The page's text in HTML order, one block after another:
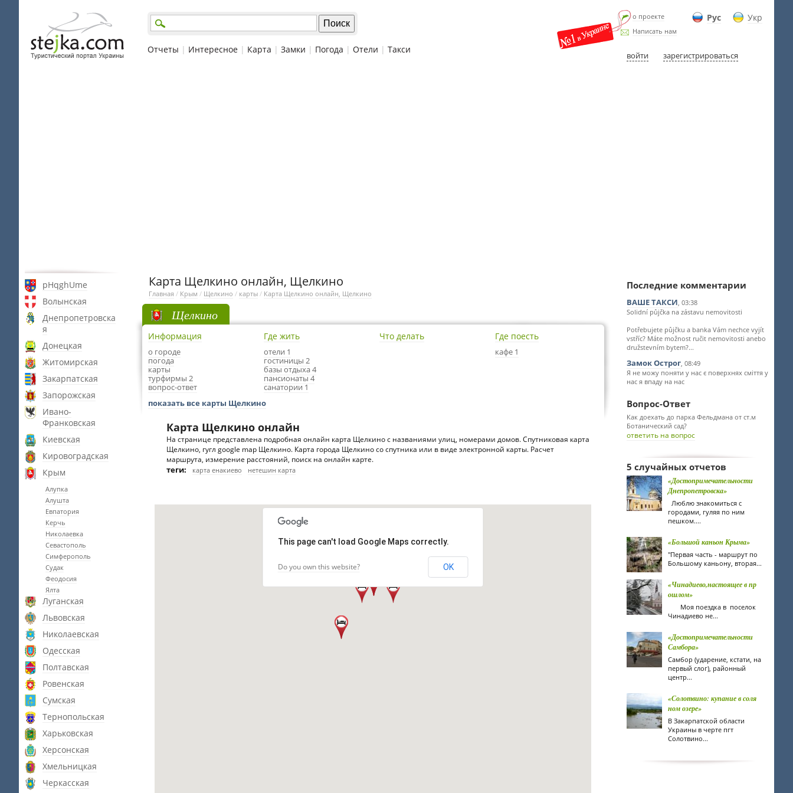
Рус Укр
о проекте
Написать нам
войти зарегистрироваться
Отчеты | Интересное | Карта | Замки | Погода | Отели | Такси
pHqghUme
Волынская
Днепропетровска
я
Донецкая
Житомирская
Закарпатская
Запорожская
Ивано-
Франковская
Киевская
Кировоградская
Крым
Алупка
Алушта
Евпатория
Керчь
Николаевка
Севастополь
Симферополь
Судак
Феодосия
Ялта
Луганская
Львовская
Николаевская
Одесская
Полтавская
Ровенская
Сумская
Тернопольская
Харьковская
Херсонская
Хмельницкая
Черкасская
Карта Щелкино онлайн, Щелкино
Главная / Крым / Щелкино / карты / Карта Щелкино онлайн, Щелкино
Щелкино
Информация
о городе
погода
карты
турфирмы 2
вопрос-ответ
Где жить
отели 1
гостиницы 2
базы отдыха 4
пансионаты 4
санатории 1
Что делать Где поесть
кафе 1
показать все карты Щелкино
Карта Щелкино онлайн
На странице представлена подробная онлайн карта Щелкино с названиями улиц, номерами домов. Спутниковая карта
Щелкино, гугл google map Щелкино. Карта города Щелкино со спутника или в виде электронной карты. Расчет
маршрута, измерение расстояний, поиск на онлайн карте.
теги: карта енакиево нетешин карта
This page can't load Google Maps correctly.
Do you own this website? OK
Последние комментарии
ВАШЕ ТАКСИ, 03:38
Solidní půjčka na zástavu nemovitosti
Potřebujete půjčku a banka Vám nechce vyjít
vstříc? Máte možnost ručit nemovitosti anebo
družstevním bytem?...
Замок Острог, 08:49
Я не можу поняти у нас є поверхнях сміття у
нас я впаду на нас
Вопрос-Ответ
Как доехать до парка Фельдмана от ст.м
Ботанический сад?
ответить на вопрос
5 случайных отчетов
«Достопримечательности
Днепропетровска»
Люблю знакомиться с
городами, гуляя по ним
пешком....
«Большой каньон Крыма»
"Первая часть - маршрут по
Большому каньону, вторая...
«Чинадиево,настоящее в пр
ошлом»
Моя поездка в поселок
Чинадиево не...
«Достопримечательности
Самбора»
Самбор (ударение, кстати, на
первый слог), районный
центр...
«Солотвино: купание в соля
ном озере»
В Закарпатской области
Украины в черте пгт
Солотвино...